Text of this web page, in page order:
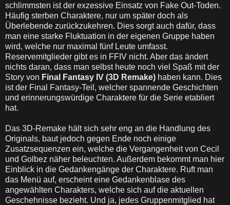
schlimmsten ist der exzessive Einsatz von Fake Out-Toden.
Häufig sterben Charaktere, nur um später doch als
Überlebende zurückzukehren. Dies sorgt auch dafür, dass
man eine starke Fluktuation in der eigenen Gruppe haben
wird, welche nur maximal fünf Leute umfasst.
Reservemitglieder gibt es in FFIV nicht. Aber das ändert
nichts daran, dass man selbst heute noch viel Spaß mit der
Story von Final Fantasy IV (3D Remake) haben kann. Dies
ist der Final Fantasy-Teil, welcher spannende Geschichten
und erinnerungswürdige Charaktere für die Serie etabliert
hat.
Das 3D-Remake hält sich sehr eng an die Handlung des
Originals, baut jedoch gegen Ende noch einige
Zusatzsequenzen ein, welche die Vergangenheit von Cecil
und Golbez näher beleuchten. Außerdem bekommt man hier
Einblick in die Gedankengänge der Charaktere. Ruft man
das Menü auf, erscheint eine Gedankenblase des
angewählten Charakters, welche sich auf die aktuellen
Geschehnisse bezieht. Und ja, jedes Gruppenmitglied hat